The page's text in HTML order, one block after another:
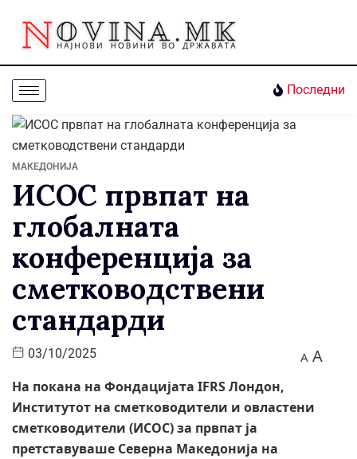
Последни
МАКЕДОНИЈА
ИСОС првпат на
глобалната
конференција за
сметководствени
стандарди
03/10/2025 A A
На покана на Фондацијата IFRS Лондон,
Институтот на сметководители и овластени
сметководители (ИСОС) за првпат ја
претставуваше Северна Македонија на